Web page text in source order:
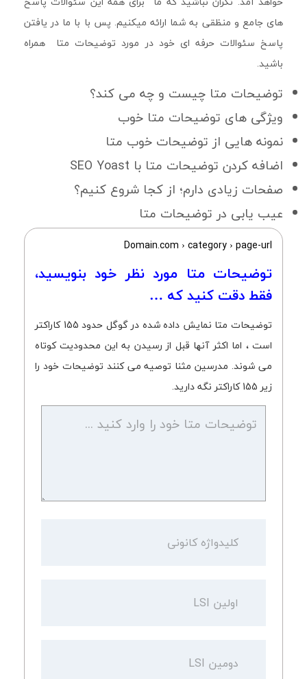
های جامع و منظقی به شما ارائه میکنیم. پس با با ما در یافتن
پاسخ سئوالات حرفه ای خود در مورد توضیحات متا همراه
باشید.
توضیحات متا چیست و چه می کند؟
ویژگی های توضیحات متا خوب
نمونه هایی از توضیحات خوب متا
اضافه کردن توضیحات متا با SEO Yoast
صفحات زیادی دارم؛ از کجا شروع کنیم؟
عیب یابی در توضیحات متا
Domain.com › category › page-url
توضیحات متا مورد نظر خود بنویسید،
فقط دقت کنید که …
توضیحات متا نمایش داده شده در گوگل حدود 155 کاراکتر
است ، اما اکثر آنها قبل از رسیدن به این محدودیت کوتاه
می شوند. مدرسین مثنا توصیه می کنند توضیحات خود را
زیر 155 کاراکتر نگه دارید.